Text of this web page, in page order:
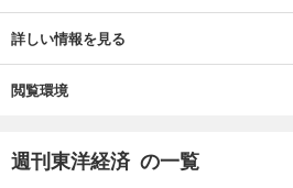
店舗とデジタルを磨き続ける 回転ずしの
［トップインタビュー］「こだわるのは味
えっ、アワビを獲ったら懲役3年？ Q＆Aで
第3章 日本が誇る養殖技術、 その可能性と
詳しい情報を見る
閲覧環境
週刊東洋経済 の一覧